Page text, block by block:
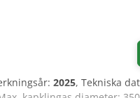
2025, Tekniska